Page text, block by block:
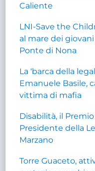
Caliente
LNI-Save the
al mare dei
Ponte di Nona
La ‘barca della
Emanuele Basile,
vittima di mafia
Disabilità, il
Presidente della
Marzano
Torre Guaceto,